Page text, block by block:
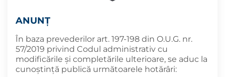
ANUNȚ
În baza prevederilor art. 197-198 din O.U.G. nr.
57/2019 privind Codul administrativ cu
modificările și completările ulterioare, se aduc la
cunoştinţă publică următoarele hotărâri: